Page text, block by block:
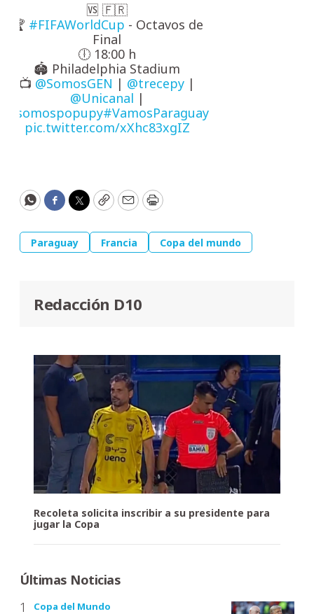
🆚 🇫🇷
🏆 #FIFAWorldCup - Octavos de
Final
🕕 18:00 h
🏟️ Philadelphia Stadium
📺 @SomosGEN | @trecepy |
@Unicanal |
@somospopupy#VamosParaguay
pic.twitter.com/xXhc83xgIZ
WhatsApp
Facebook
Twitter
CopyEmailPrint
Paraguay Francia Copa del mundo
Redacción D10
Recoleta solicita inscribir a su presidente para
jugar la Copa
Últimas Noticias
Copa del Mundo